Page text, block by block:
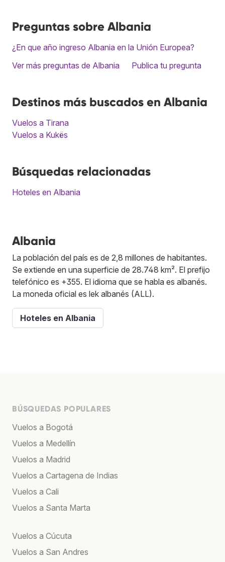
Preguntas sobre Albania
¿En que año ingreso Albania en la Unión Europea?
Ver más preguntas de Albania
Publica tu pregunta
Destinos más buscados en Albania
Vuelos a Tirana
Vuelos a Kukës
Búsquedas relacionadas
Hoteles en Albania
Albania
La población del país es de 2,8 millones de habitantes.
Se extiende en una superficie de 28.748 km². El prefijo
telefónico es +355. El idioma que se habla es albanés.
La moneda oficial es lek albanés (ALL).
Hoteles en Albania
BÚSQUEDAS POPULARES
Vuelos a Bogotá
Vuelos a Medellín
Vuelos a Madrid
Vuelos a Cartagena de Indias
Vuelos a Cali
Vuelos a Santa Marta
Vuelos a Cúcuta
Vuelos a San Andres